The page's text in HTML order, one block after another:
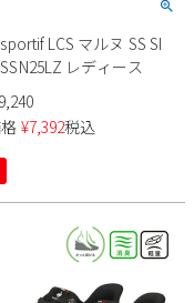
LCS マルヌ SS SI
レディース
9,240
¥7,392税込